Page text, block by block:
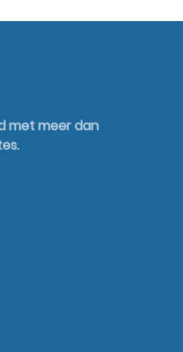
met meer dan